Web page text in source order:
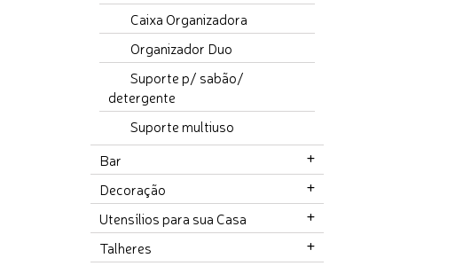
Caixa Organizadora
Organizador Duo
Suporte p/ sabão/
detergente
Suporte multiuso
Bar
Decoração
Utensílios para sua Casa
Talheres